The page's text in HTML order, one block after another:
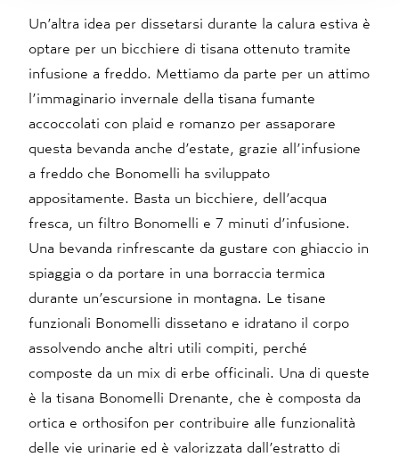
Un’altra idea per dissetarsi durante la calura estiva è
optare per un bicchiere di tisana ottenuto tramite
infusione a freddo. Mettiamo da parte per un attimo
l’immaginario invernale della tisana fumante
accoccolati con plaid e romanzo per assaporare
questa bevanda anche d’estate, grazie all’infusione
a freddo che Bonomelli ha sviluppato
appositamente. Basta un bicchiere, dell’acqua
fresca, un filtro Bonomelli e 7 minuti d’infusione.
Una bevanda rinfrescante da gustare con ghiaccio in
spiaggia o da portare in una borraccia termica
durante un’escursione in montagna. Le tisane
funzionali Bonomelli dissetano e idratano il corpo
assolvendo anche altri utili compiti, perché
composte da un mix di erbe officinali. Una di queste
è la tisana Bonomelli Drenante , che è composta da
ortica e orthosifon per contribuire alle funzionalità
delle vie urinarie ed è valorizzata dall’estratto di